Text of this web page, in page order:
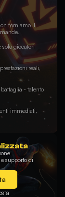
forniamo il
solo giocatori
reali,
- talento
immediati,
supporto di